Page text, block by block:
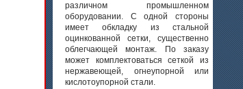
различном промышленном
оборудовании. С одной стороны
имеет обкладку из стальной
оцинкованной сетки, существенно
облегчающей монтаж. По заказу
может комплектоваться сеткой из
нержавеющей, огнеупорной или
кислотоупорной стали.